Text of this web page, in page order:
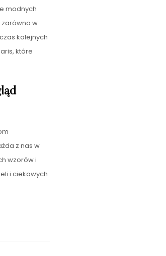
modnych
zarówno w
kolejnych
które
z nas w
wzorów i
i ciekawych